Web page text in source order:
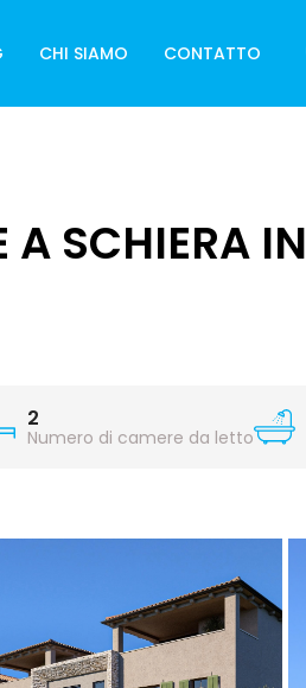
CHI SIAMO CONTATTO
A SCHIERA IN
2
Numero di camere da letto